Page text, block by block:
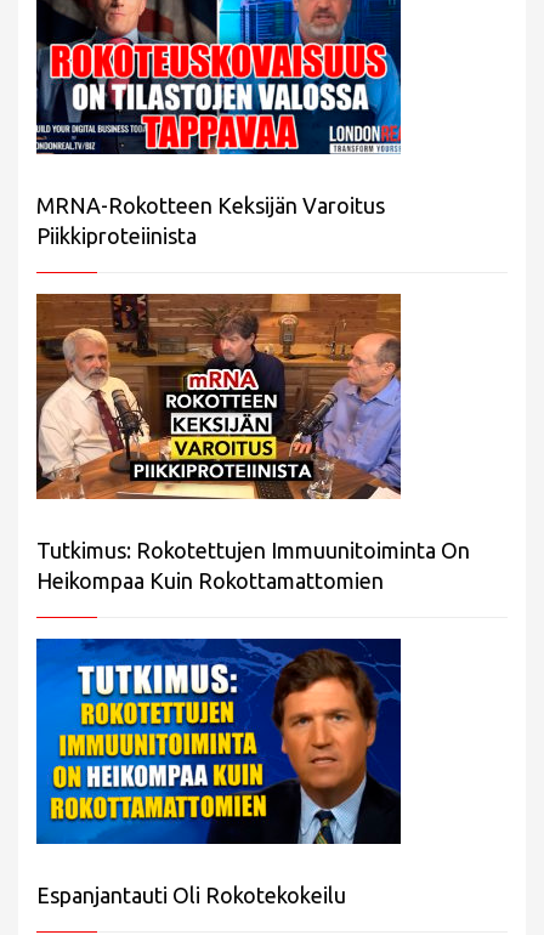
MRNA-Rokotteen Keksijän Varoitus
Piikkiproteiinista
Tutkimus: Rokotettujen Immuunitoiminta On
Heikompaa Kuin Rokottamattomien
Espanjantauti Oli Rokotekokeilu